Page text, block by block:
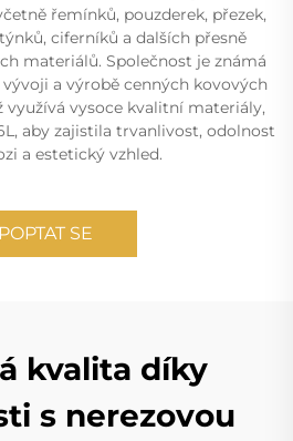
řemínků, pouzderek, přezek,
ciferníků a dalších přesně
materiálů. Společnost je známá
a výrobě cenných kovových
využívá vysoce kvalitní materiály,
aby zajistila trvanlivost, odolnost
a estetický vzhled.
POPTAT SE
kvalita díky
s nerezovou